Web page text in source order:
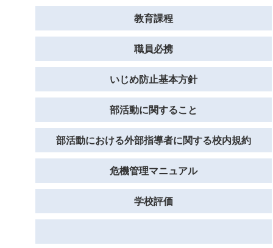
教育課程
職員必携
いじめ防止基本方針
部活動に関すること
部活動における外部指導者に関する校内規約
危機管理マニュアル
学校評価